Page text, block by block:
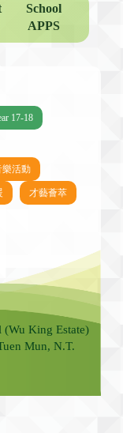
School
APPS
17-18
樂活動
才藝薈萃
(Wu King Estate)
Mun, N.T.